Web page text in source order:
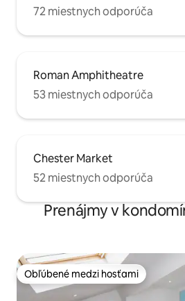
72 miestnych odporúča
Roman Amphitheatre
53 miestnych odporúča
Chester Market
52 miestnych odporúča
Prenájmy v
Obľúbené medzi hosťami
Obľúbené medzi hosťami